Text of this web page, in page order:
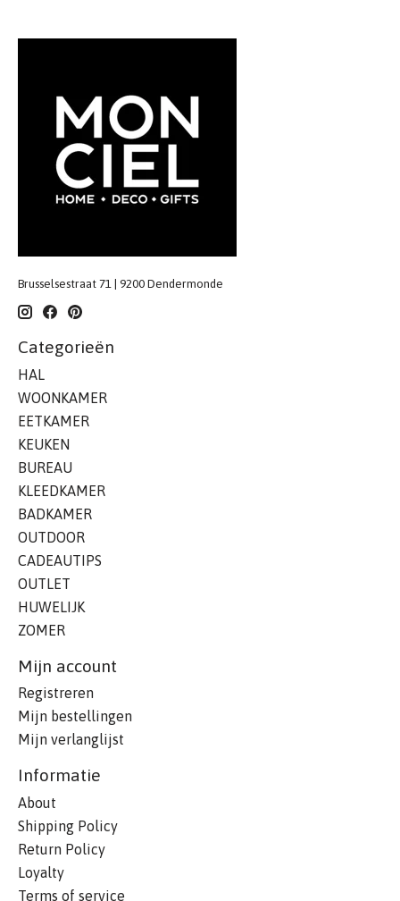
Brusselsestraat 71 | 9200 Dendermonde
Categorieën
HAL
WOONKAMER
EETKAMER
KEUKEN
BUREAU
KLEEDKAMER
BADKAMER
OUTDOOR
CADEAUTIPS
OUTLET
HUWELIJK
ZOMER
Mijn account
Registreren
Mijn bestellingen
Mijn verlanglijst
Informatie
About
Shipping Policy
Return Policy
Loyalty
Terms of service